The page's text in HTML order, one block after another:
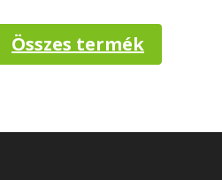
Összes termék